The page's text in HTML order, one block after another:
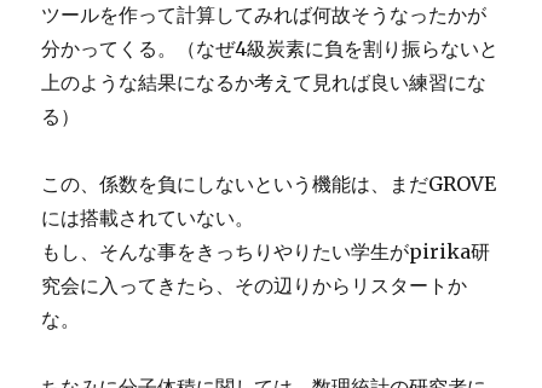
ツールを作って計算してみれば何故そうなったかが
分かってくる。（なぜ4級炭素に負を割り振らないと
上のような結果になるか考えて見れば良い練習にな
る）
この、係数を負にしないという機能は、まだGROVE
には搭載されていない。
もし、そんな事をきっちりやりたい学生がpirika研
究会に入ってきたら、その辺りからリスタートか
な。